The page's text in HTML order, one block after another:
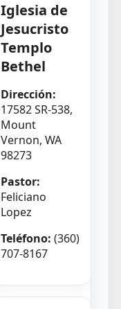
Iglesia de
Jesucristo
Templo
Bethel
Dirección:
17582 SR-538,
Mount
Vernon, WA
98273
Pastor:
Feliciano
Lopez
Teléfono: (360)
707-8167